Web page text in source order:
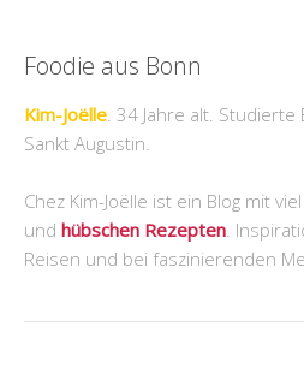
Foodie aus Bonn
Kim-Joëlle. 34 Jahre alt.
Sankt Augustin.
Chez Kim-Joëlle ist ein Blog mit
und hübschen Rezepten.
Reisen und bei faszinierenden